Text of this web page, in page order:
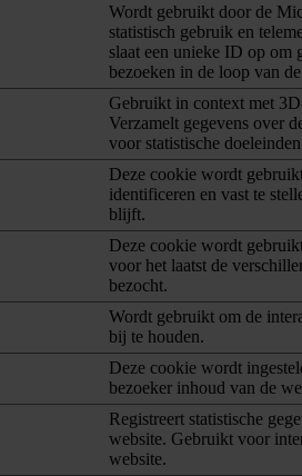
Wordt gebruikt door de
statistisch gebruik en
slaat een unieke ID op om
bezoeken in de loop van
Gebruikt in context met
Verzamelt gegevens over
voor statistische
Deze cookie wordt
identificeren en vast te
blijft.
Deze cookie wordt
voor het laatst de
bezocht.
Wordt gebruikt om de
bij te houden.
Deze cookie wordt
bezoeker inhoud van de
Registreert statistische
website. Gebruikt voor
website.